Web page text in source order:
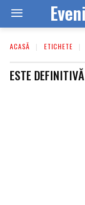
ACASĂ ETICHETE
ESTE DEFINITIVĂ